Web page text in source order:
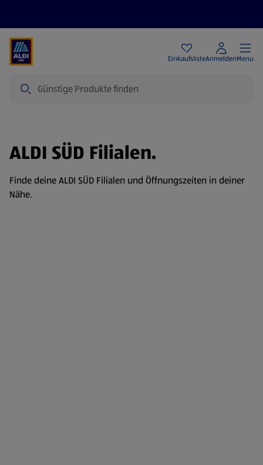
EinkaufslisteAnmeldenMenu
ALDI SÜD Filialen.
Finde deine ALDI SÜD Filialen und Öffnungszeiten in deiner
Nähe.